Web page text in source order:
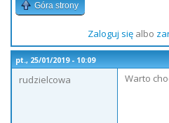
Góra strony
Zaloguj sięalbo
pt., 25/01/2019 - 10:09
rudzielcowa
Warto